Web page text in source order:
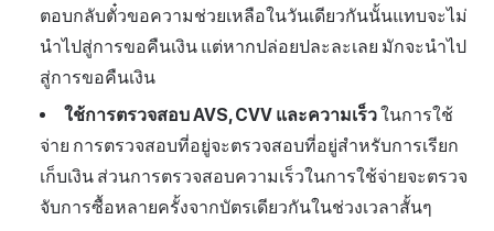
ตอบกลับตั๋วขอความช่วยเหลือในวันเดียวกันนั้นแทบจะไม่
นำไปสู่การขอคืนเงิน แต่หากปล่อยปละละเลย มักจะนำไป
สู่การขอคืนเงิน
ใช้การตรวจสอบ AVS, CVV และความเร็วในการใช้
จ่าย การตรวจสอบที่อยู่จะตรวจสอบที่อยู่สำหรับการเรียก
เก็บเงิน ส่วนการตรวจสอบความเร็วในการใช้จ่ายจะตรวจ
จับการซื้อหลายครั้งจากบัตรเดียวกันในช่วงเวลาสั้นๆ